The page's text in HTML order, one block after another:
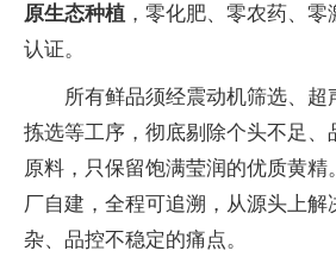
原生态种植 ，零化肥、零农药、
认证。
所有鲜品须经震动机筛选、超
拣选等工序，彻底剔除个头不足、
原料，只保留饱满莹润的优质黄精
厂自建，全程可追溯，从源头上解
杂、品控不稳定的痛点。